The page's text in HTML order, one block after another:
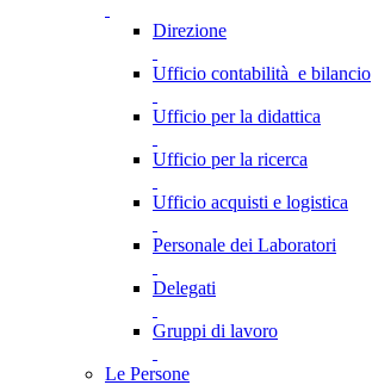
Direzione
Ufficio contabilità e bilancio
Ufficio per la didattica
Ufficio per la ricerca
Ufficio acquisti e logistica
Personale dei Laboratori
Delegati
Gruppi di lavoro
Le Persone